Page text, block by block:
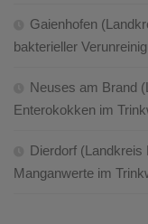
Gaienhofen
bakterieller
Neuses am Brand
Enterokokken im
Dierdorf (Landkreis
Manganwerte im